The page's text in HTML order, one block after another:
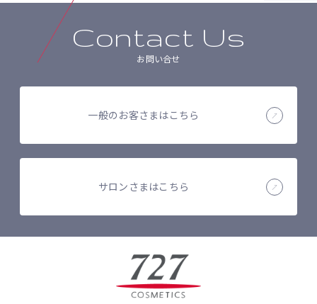
Contact Us
お問い合せ
一般のお客さまはこちら
サロンさまはこちら